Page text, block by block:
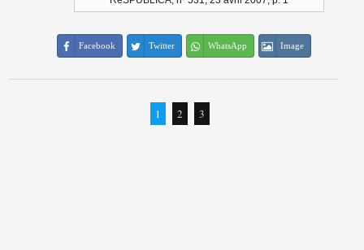
Facebook Twitter WhatsApp Image
1 2 3